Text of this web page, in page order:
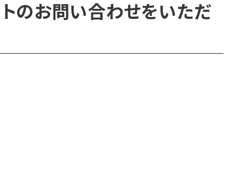
のお問い合わせをいただ